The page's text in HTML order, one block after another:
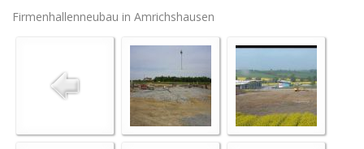
Firmenhallenneubau in Amrichshausen